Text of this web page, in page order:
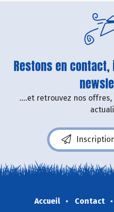
Restons en
....et retrouvez nos
Accueil Contact